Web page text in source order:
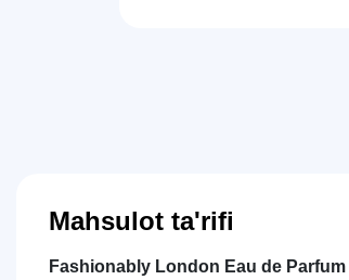
Mahsulot ta'rifi
Fashionably London Eau de Parfum